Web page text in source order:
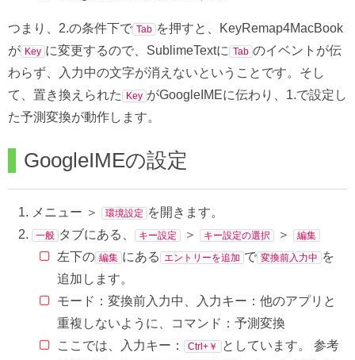
つまり、2.の条件下で Tab を押すと、KeyRemap4MacBook
が Key に変更するので、SublimeTextに Tab のイベントが伝
わらず、入力中の文字が消えないということです。そし
て、置き換えられた
Key がGoogleIMEに伝わり、1.で設定し
た予測変換が動作します。
GoogleIMEの設定
メニュー ＞ 環境設定 を開きます。
一般 タブにある、 キー設定 ＞ キー設定の選択 ＞ 編集
左下の 編集 にある エントリーを追加 で 変換前入力中 を
追加します。
モード：変換前入力中、入力キー：他のアプリと
重複しないように、コマンド：予測変換
ここでは、入力キー： Ctrl+￥
としています。 参考